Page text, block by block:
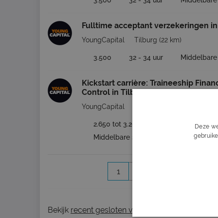
Fulltime acceptant verzekeringen
YoungCapital Tilburg (22 km)
3.500 32 - 34 uur
Kickstart carrière: Traineeship
Control in Tilburg
YoungCapital
2.650 tot 3.200
Middelbare school - WO
1
Bekijk recent gesloten vacatures
Deze